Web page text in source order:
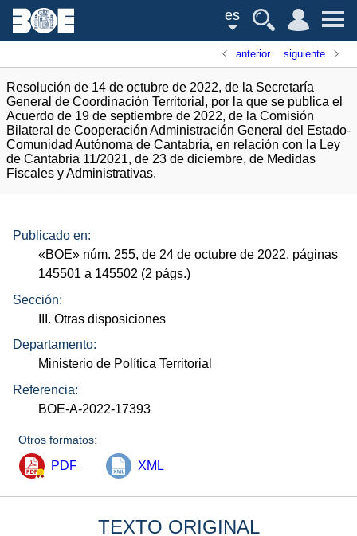
es
anterior siguiente
Resolución de 14 de octubre de 2022, de la Secretaría
General de Coordinación Territorial, por la que se publica el
Acuerdo de 19 de septiembre de 2022, de la Comisión
Bilateral de Cooperación Administración General del Estado-
Comunidad Autónoma de Cantabria, en relación con la Ley
de Cantabria 11/2021, de 23 de diciembre, de Medidas
Fiscales y Administrativas.
Publicado en:
«BOE» núm. 255, de 24 de octubre de 2022, páginas
145501 a 145502 (2 págs.)
Sección:
III. Otras disposiciones
Departamento:
Ministerio de Política Territorial
Referencia:
BOE-A-2022-17393
Otros formatos:
PDF XML
TEXTO ORIGINAL